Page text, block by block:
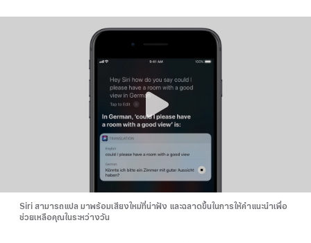
Siri สามารถแปล มาพร้อมเสียงใหม่ที่น่าฟัง และฉลาดขึ้นในการให้คำแนะนำเพื่อ
ช่วยเหลือคุณในระหว่างวัน